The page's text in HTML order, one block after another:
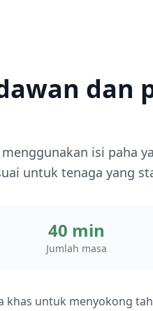
dan
isi paha
untuk tenaga yang
40 min
Jumlah masa
khas untuk menyokong